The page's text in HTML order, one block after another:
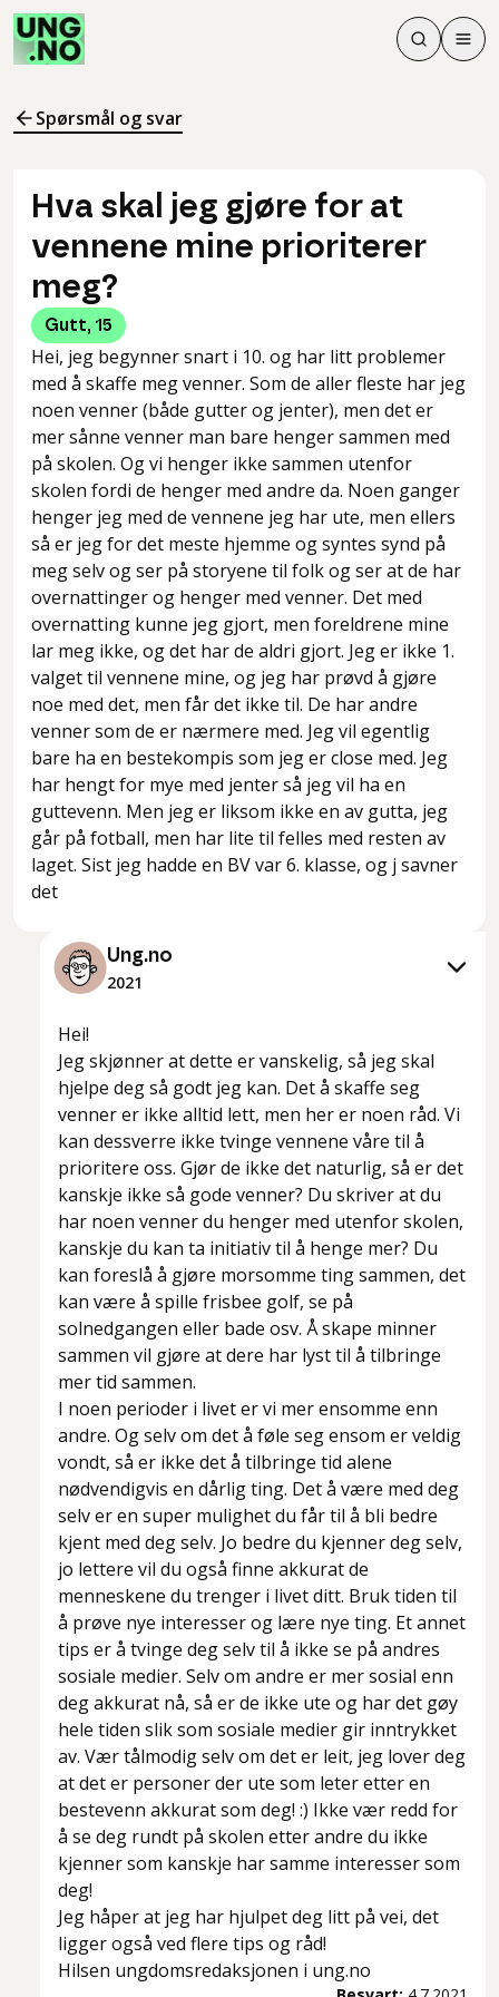
Søk
Søk
Meny
Spørsmål og svar
Hva skal jeg gjøre for at
vennene mine prioriterer
meg?
Gutt, 15
Hei, jeg begynner snart i 10. og har litt problemer
med å skaffe meg venner. Som de aller fleste har jeg
noen venner (både gutter og jenter), men det er
mer sånne venner man bare henger sammen med
på skolen. Og vi henger ikke sammen utenfor
skolen fordi de henger med andre da. Noen ganger
henger jeg med de vennene jeg har ute, men ellers
så er jeg for det meste hjemme og syntes synd på
meg selv og ser på storyene til folk og ser at de har
overnattinger og henger med venner. Det med
overnatting kunne jeg gjort, men foreldrene mine
lar meg ikke, og det har de aldri gjort. Jeg er ikke 1.
valget til vennene mine, og jeg har prøvd å gjøre
noe med det, men får det ikke til. De har andre
venner som de er nærmere med. Jeg vil egentlig
bare ha en bestekompis som jeg er close med. Jeg
har hengt for mye med jenter så jeg vil ha en
guttevenn. Men jeg er liksom ikke en av gutta, jeg
går på fotball, men har lite til felles med resten av
laget. Sist jeg hadde en BV var 6. klasse, og j savner
det
Ung.no
2021
Hei!
Jeg skjønner at dette er vanskelig, så jeg skal
hjelpe deg så godt jeg kan. Det å skaffe seg
venner er ikke alltid lett, men her er noen råd. Vi
kan dessverre ikke tvinge vennene våre til å
prioritere oss. Gjør de ikke det naturlig, så er det
kanskje ikke så gode venner? Du skriver at du
har noen venner du henger med utenfor skolen,
kanskje du kan ta initiativ til å henge mer? Du
kan foreslå å gjøre morsomme ting sammen, det
kan være å spille frisbee golf, se på
solnedgangen eller bade osv. Å skape minner
sammen vil gjøre at dere har lyst til å tilbringe
mer tid sammen.
I noen perioder i livet er vi mer ensomme enn
andre. Og selv om det å føle seg ensom er veldig
vondt, så er ikke det å tilbringe tid alene
nødvendigvis en dårlig ting. Det å være med deg
selv er en super mulighet du får til å bli bedre
kjent med deg selv. Jo bedre du kjenner deg selv,
jo lettere vil du også finne akkurat de
menneskene du trenger i livet ditt. Bruk tiden til
å prøve nye interesser og lære nye ting. Et annet
tips er å tvinge deg selv til å ikke se på andres
sosiale medier. Selv om andre er mer sosial enn
deg akkurat nå, så er de ikke ute og har det gøy
hele tiden slik som sosiale medier gir inntrykket
av. Vær tålmodig selv om det er leit, jeg lover deg
at det er personer der ute som leter etter en
bestevenn akkurat som deg! :) Ikke vær redd for
å se deg rundt på skolen etter andre du ikke
kjenner som kanskje har samme interesser som
deg!
Jeg håper at jeg har hjulpet deg litt på vei, det
ligger også ved flere tips og råd!
Hilsen ungdomsredaksjonen i ung.no